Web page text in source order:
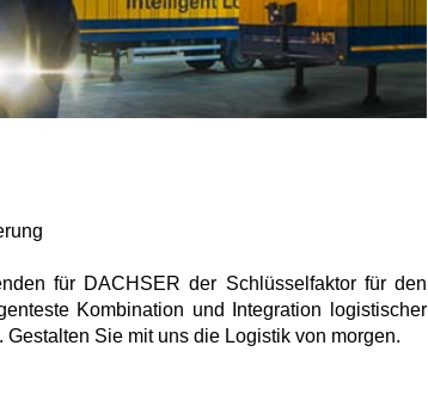
für DACHSER der Schlüsselfaktor für den
Kombination und Integration logistischer
Sie mit uns die Logistik von morgen.